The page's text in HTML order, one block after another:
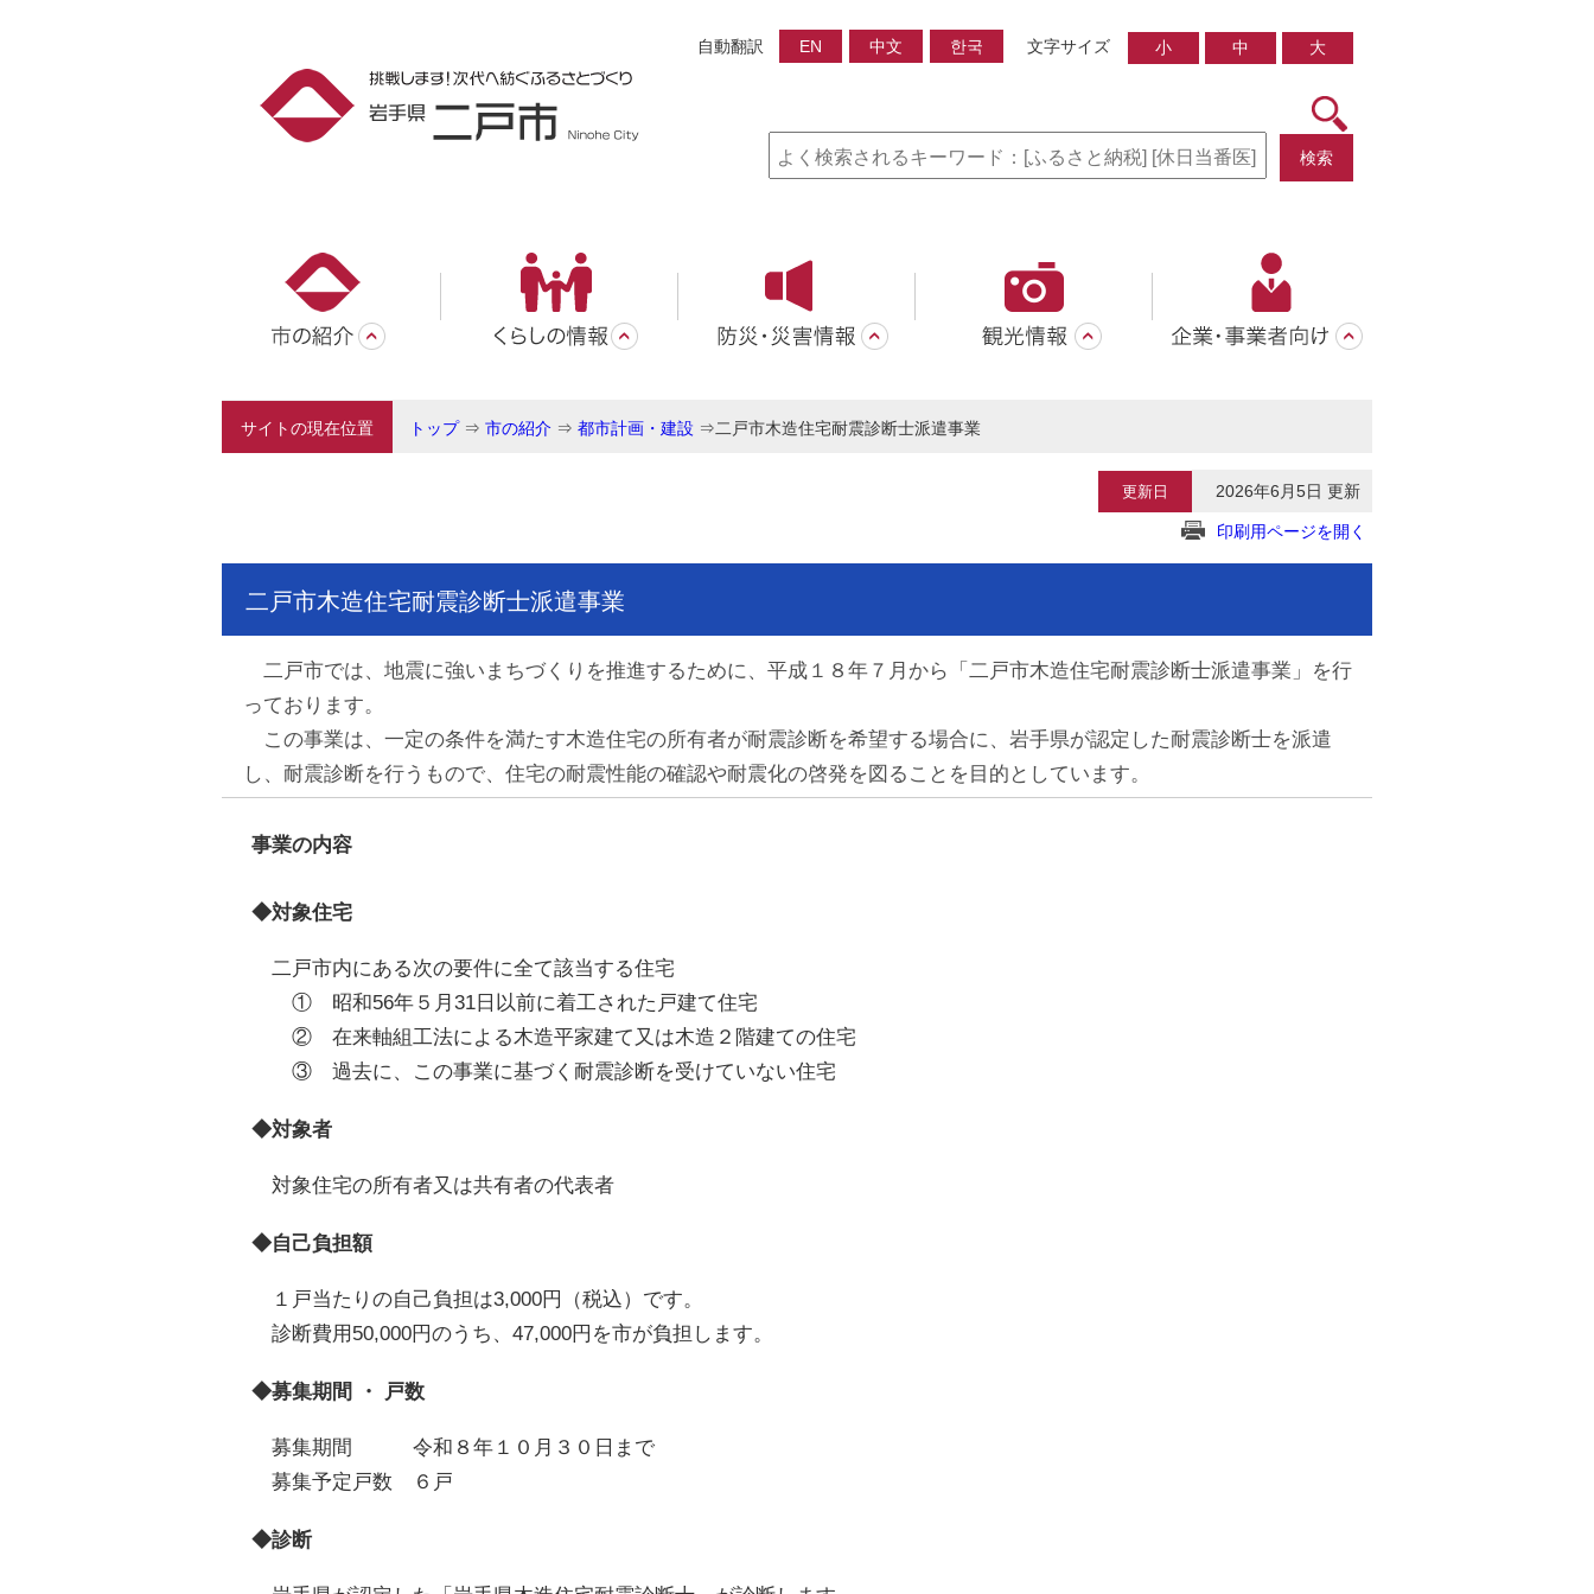
自動翻訳 EN 中文 한국 文字サイズ 小 中 大
検索
サイトの現在位置 トップ⇒ 市の紹介 ⇒ 都市計画・建設 ⇒二戸市木造住宅耐震診断士派遣事業
更新日 2026年6月5日 更新
印刷用ページを開く
二戸市木造住宅耐震診断士派遣事業
二戸市では、地震に強いまちづくりを推進するために、平成１８年７月から「二戸市木造住宅耐震診断士派遣事業」を行
っております。
この事業は、一定の条件を満たす木造住宅の所有者が耐震診断を希望する場合に、岩手県が認定した耐震診断士を派遣
し、耐震診断を行うもので、住宅の耐震性能の確認や耐震化の啓発を図ることを目的としています。
事業の内容
◆対象住宅
二戸市内にある次の要件に全て該当する住宅
① 昭和56年５月31日以前に着工された戸建て住宅
② 在来軸組工法による木造平家建て又は木造２階建ての住宅
③ 過去に、この事業に基づく耐震診断を受けていない住宅
◆対象者
対象住宅の所有者又は共有者の代表者
◆自己負担額
１戸当たりの自己負担は3,000円（税込）です。
診断費用50,000円のうち、47,000円を市が負担します。
◆募集期間 ・ 戸数
募集期間 令和８年１０月３０日まで
募集予定戸数 ６戸
◆診断